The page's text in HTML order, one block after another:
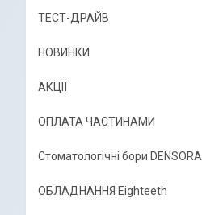
ТЕСТ-ДРАЙВ
НОВИНКИ
АКЦІЇ
ОПЛАТА ЧАСТИНАМИ
Стоматологічні бори DENSORA
ОБЛАДНАННЯ Eighteeth